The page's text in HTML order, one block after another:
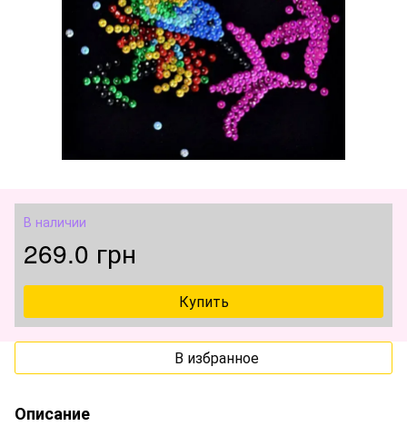
В наличии
269.0 грн
Купить
В избранное
Описание